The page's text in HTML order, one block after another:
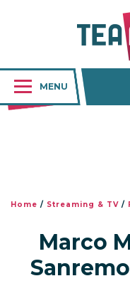
MENU
Home / Streaming & TV /
Marco